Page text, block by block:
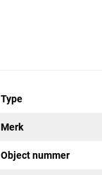
Type
Merk
Object nummer